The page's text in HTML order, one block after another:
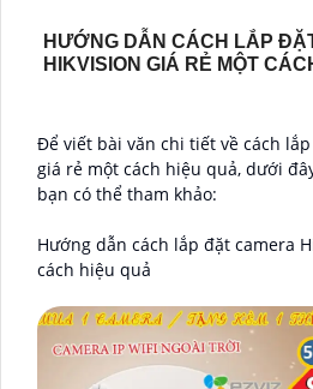
HƯỚNG DẪN CÁCH LẮP
HIKVISION GIÁ RẺ MỘT
Để viết bài văn chi tiết về cách
giá rẻ một cách hiệu quả, dưới
bạn có thể tham khảo:
Hướng dẫn cách lắp đặt camera
cách hiệu quả